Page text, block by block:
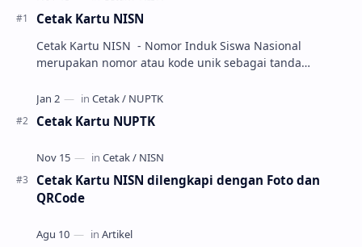
Cetak Kartu NISN
Cetak Kartu NISN - Nomor Induk Siswa Nasional
merupakan nomor atau kode unik sebagai tanda
Cetak Kartu NUPTK
Cetak Kartu NISN dilengkapi dengan Foto dan
QRCode